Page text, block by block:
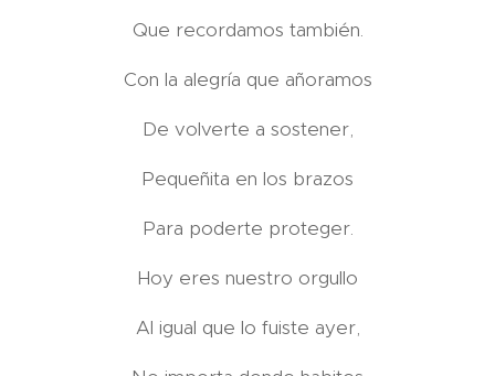
Que recordamos también.
Con la alegría que añoramos
De volverte a sostener,
Pequeñita en los brazos
Para poderte proteger.
Hoy eres nuestro orgullo
Al igual que lo fuiste ayer,